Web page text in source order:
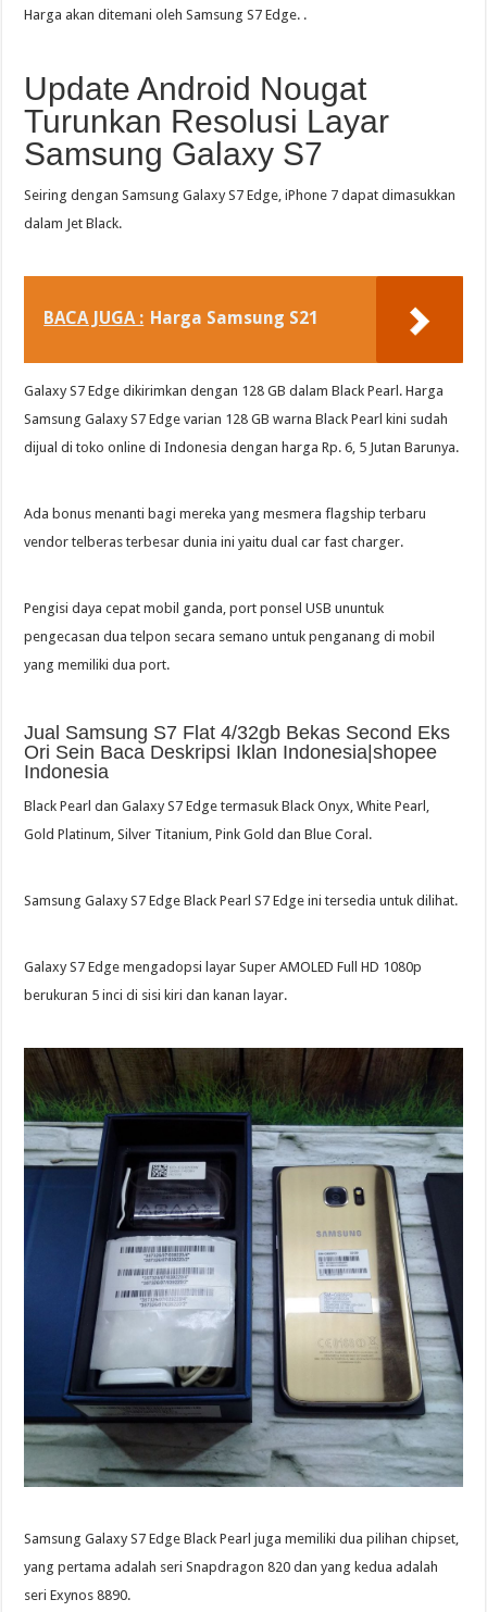
Harga akan ditemani oleh Samsung S7 Edge. .
Update Android Nougat
Turunkan Resolusi Layar
Samsung Galaxy S7
Seiring dengan Samsung Galaxy S7 Edge, iPhone 7 dapat dimasukkan
dalam Jet Black.
BACA JUGA : Harga Samsung S21
Galaxy S7 Edge dikirimkan dengan 128 GB dalam Black Pearl. Harga
Samsung Galaxy S7 Edge varian 128 GB warna Black Pearl kini sudah
dijual di toko online di Indonesia dengan harga Rp. 6, 5 Jutan Barunya.
Ada bonus menanti bagi mereka yang mesmera flagship terbaru
vendor telberas terbesar dunia ini yaitu dual car fast charger.
Pengisi daya cepat mobil ganda, port ponsel USB ununtuk
pengecasan dua telpon secara semano untuk penganang di mobil
yang memiliki dua port.
Jual Samsung S7 Flat 4/32gb Bekas Second Eks
Ori Sein Baca Deskripsi Iklan Indonesia|shopee
Indonesia
Black Pearl dan Galaxy S7 Edge termasuk Black Onyx, White Pearl,
Gold Platinum, Silver Titanium, Pink Gold dan Blue Coral.
Samsung Galaxy S7 Edge Black Pearl S7 Edge ini tersedia untuk dilihat.
Galaxy S7 Edge mengadopsi layar Super AMOLED Full HD 1080p
berukuran 5 inci di sisi kiri dan kanan layar.
Samsung Galaxy S7 Edge Black Pearl juga memiliki dua pilihan chipset,
yang pertama adalah seri Snapdragon 820 dan yang kedua adalah
seri Exynos 8890.